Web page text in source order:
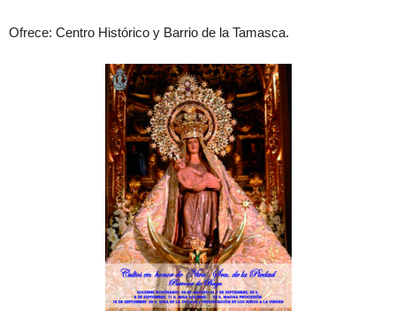
Ofrece: Centro Histórico y Barrio de la Tamasca.